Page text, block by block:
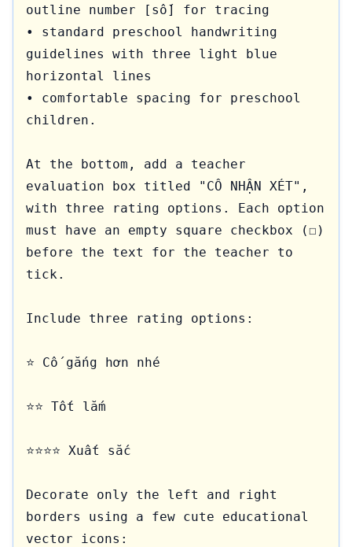
outline number [số] for tracing
• standard preschool handwriting
guidelines with three light blue
horizontal lines
• comfortable spacing for preschool
children.
At the bottom, add a teacher
evaluation box titled "CÔ NHẬN XÉT",
with three rating options. Each option
must have an empty square checkbox (☐)
before the text for the teacher to
tick.
Include three rating options:
⭐ Cố gắng hơn nhé
⭐⭐ Tốt lắm
⭐⭐⭐⭐ Xuất sắc
Decorate only the left and right
borders using a few cute educational
vector icons: